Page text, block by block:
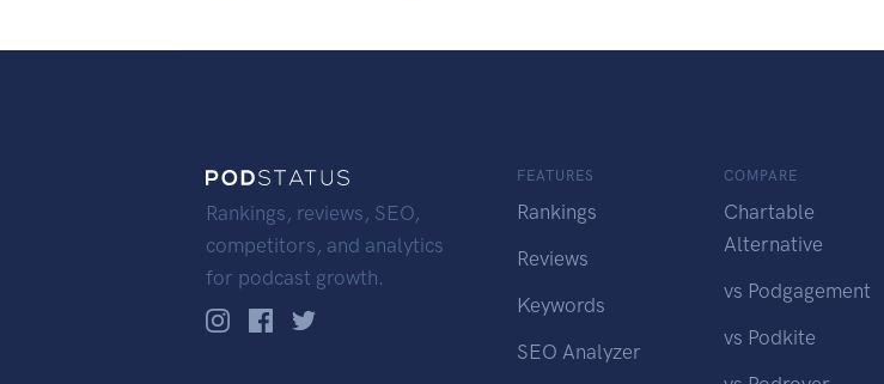
Rankings, reviews, SEO,
competitors, and analytics
for podcast growth.
FEATURES
Rankings
Reviews
Keywords
SEO Analyzer
COMPARE
Chartable
Alternative
vs Podgagement
vs Podkite